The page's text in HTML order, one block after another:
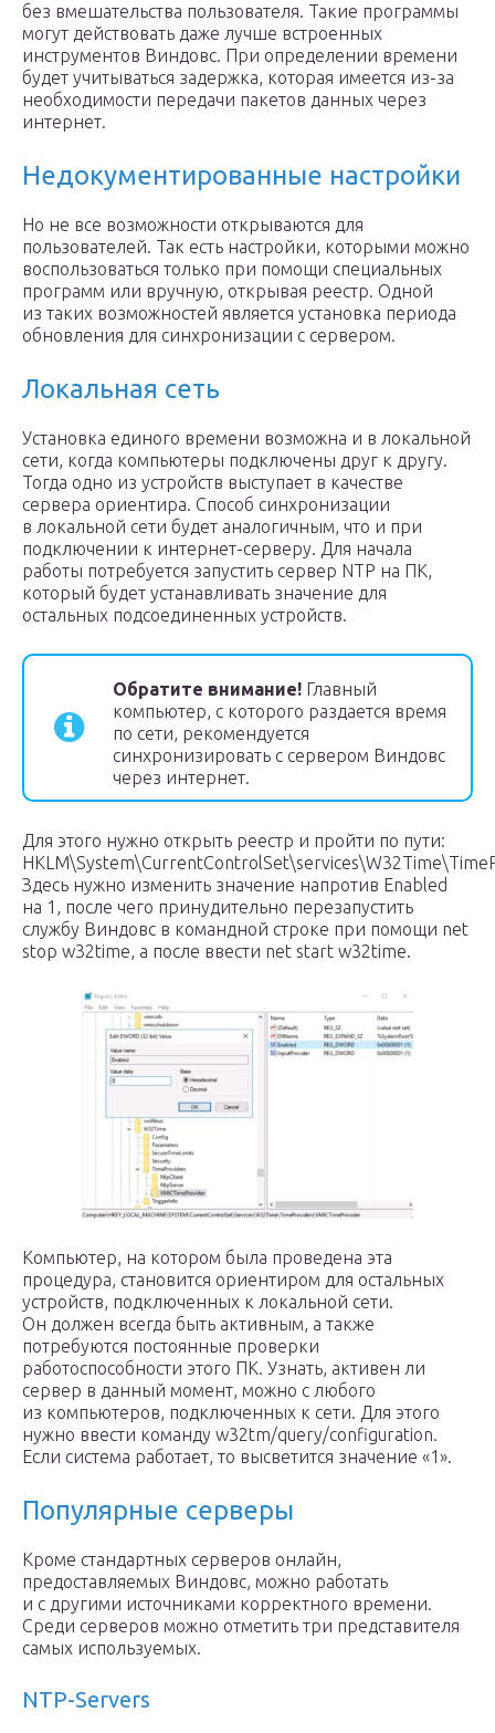
без вмешательства пользователя. Такие программы
могут действовать даже лучше встроенных
инструментов Виндовс. При определении времени
будет учитываться задержка, которая имеется из-за
необходимости передачи пакетов данных через
интернет.
Недокументированные настройки
Но не все возможности открываются для
пользователей. Так есть настройки, которыми можно
воспользоваться только при помощи специальных
программ или вручную, открывая реестр. Одной
из таких возможностей является установка периода
обновления для синхронизации с сервером.
Локальная сеть
Установка единого времени возможна и в локальной
сети, когда компьютеры подключены друг к другу.
Тогда одно из устройств выступает в качестве
сервера ориентира. Способ синхронизации
в локальной сети будет аналогичным, что и при
подключении к интернет-серверу. Для начала
работы потребуется запустить сервер NTP на ПК,
который будет устанавливать значение для
остальных подсоединенных устройств.
Обратите внимание! Главный
компьютер, с которого раздается время
по сети, рекомендуется
синхронизировать с сервером Виндовс
через интернет.
Для этого нужно открыть реестр и пройти по пути:
Здесь нужно изменить значение напротив Enabled
на 1, после чего принудительно перезапустить
службу Виндовс в командной строке при помощи net
stop w32time, а после ввести net start w32time.
Компьютер, на котором была проведена эта
процедура, становится ориентиром для остальных
устройств, подключенных к локальной сети.
Он должен всегда быть активным, а также
потребуются постоянные проверки
работоспособности этого ПК. Узнать, активен ли
сервер в данный момент, можно с любого
из компьютеров, подключенных к сети. Для этого
нужно ввести команду w32tm/query/configuration.
Если система работает, то высветится значение «1».
Популярные серверы
Кроме стандартных серверов онлайн,
предоставляемых Виндовс, можно работать
и с другими источниками корректного времени.
Среди серверов можно отметить три представителя
самых используемых.
NTP-Servers